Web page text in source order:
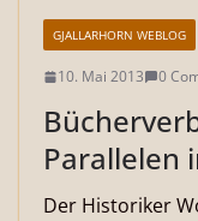
GJALLARHORN WEBLOG
10. Mai 2013 0
Parallelen
Der Historiker